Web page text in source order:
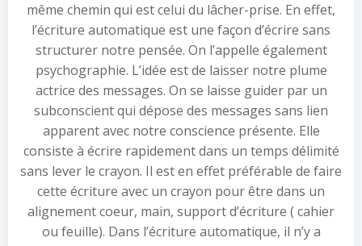
même chemin qui est celui du lâcher-prise. En effet,
l’écriture automatique est une façon d’écrire sans
structurer notre pensée. On l’appelle également
psychographie. L’idée est de laisser notre plume
actrice des messages. On se laisse guider par un
subconscient qui dépose des messages sans lien
apparent avec notre conscience présente. Elle
consiste à écrire rapidement dans un temps délimité
sans lever le crayon. Il est en effet préférable de faire
cette écriture avec un crayon pour être dans un
alignement coeur, main, support d’écriture ( cahier
ou feuille). Dans l’écriture automatique, il n’y a